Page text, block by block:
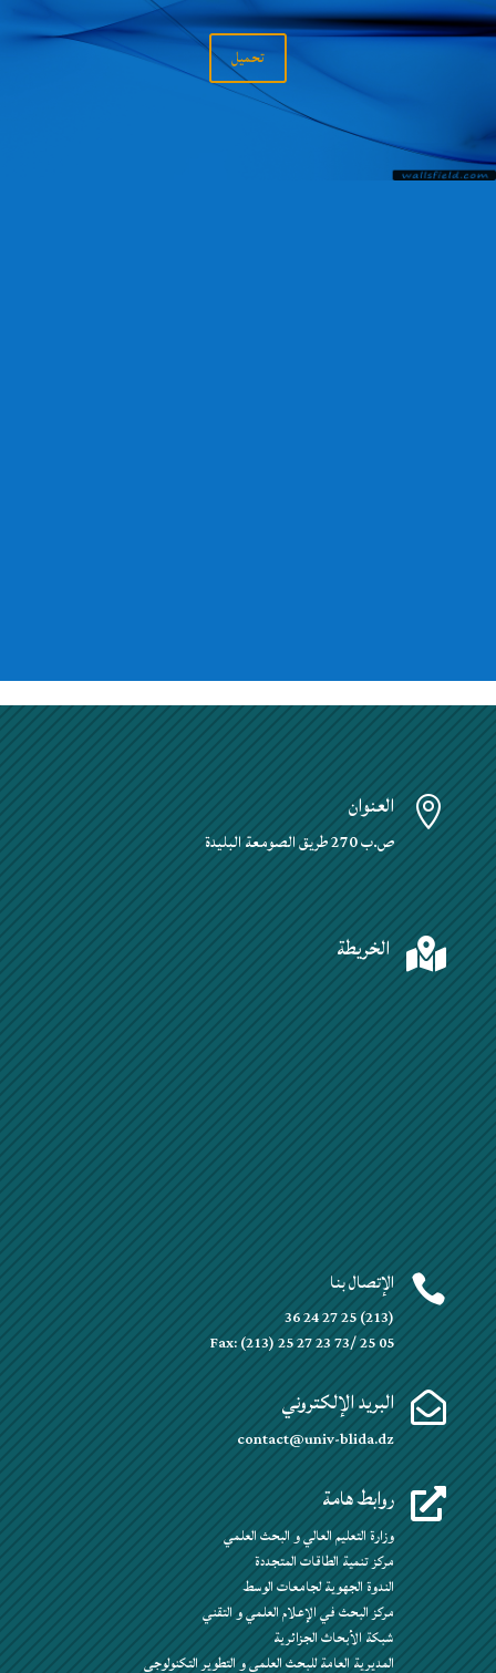
تحميل
 العنوان
ص.ب 270 طريق الصومعة البليدة
 الخريطة
 الإتصال بنا
(213) 25 27 24 36
Fax: (213) 25 27 23 73/ 25 05
 البريد الإلكتروني
contact@univ-blida.dz
 روابط هامة
وزارة التعليم العالي و البحث العلمي
مركز تنمية الطاقات المتجددة
الندوة الجهوية لجامعات الوسط
مركز البحث في الإعلام العلمي و التقني
شبكة الأبحاث الجزائرية
المديرية العامة للبحث العلمي و التطوير التكنولوجي